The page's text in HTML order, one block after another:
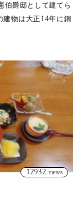
伯爵邸として建てら
建物は大正14年に銅
12932 views